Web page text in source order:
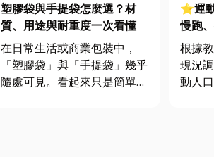
塑膠袋與手提袋怎麼選？材
質、用途與耐重度一次看懂
在日常生活或商業包裝中，
「塑膠袋」與「手提袋」幾乎
隨處可見。看起來只是簡單的
⭐運
慢跑
對了
根據
現況
動人